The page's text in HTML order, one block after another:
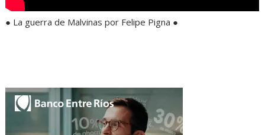
● La guerra de Malvinas por Felipe Pigna ●